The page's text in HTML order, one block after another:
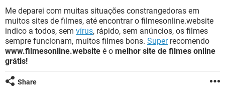
GUIA DE COMPRAS
INSTAGRAM GMAIL
GUIA DE COMPRAS
CELULAR FACEBOOK
OUTLOOK EXCEL
INSTAGRAM GMAIL
GUIA DE COMPRAS
Me deparei com muitas situações constrangedoras em
muitos sites de filmes, até encontrar o filmesonline.website
indico a todos, sem vírus, rápido, sem anúncios, os filmes
sempre funcionam, muitos filmes bons. Superrecomendo
www.filmesonline.website é o melhor site de filmes online
grátis!
Share